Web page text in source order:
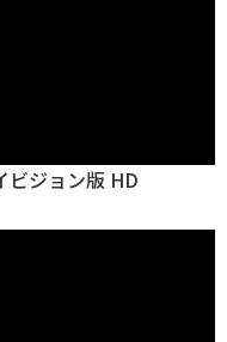
ジョン版 HD